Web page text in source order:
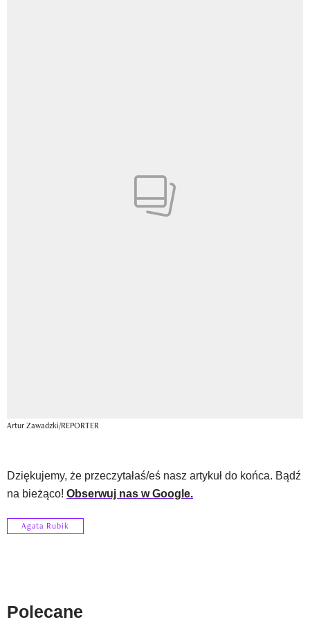
Artur Zawadzki/REPORTER
Dziękujemy, że przeczytałaś/eś nasz artykuł do końca. Bądź
na bieżąco! Obserwuj nas w Google.
Agata Rubik
Polecane